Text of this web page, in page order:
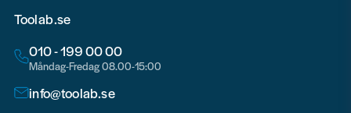
Toolab.se
010 - 199 00 00
Måndag-Fredag 08.00-15:00
info@toolab.se